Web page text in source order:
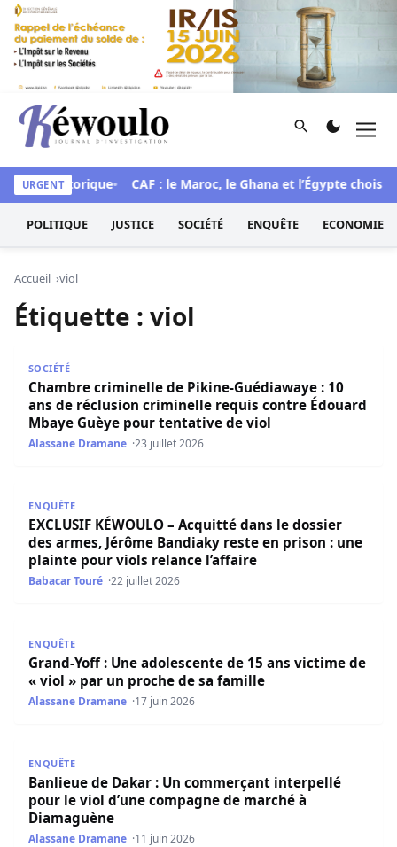
Aller au contenu
Kéwoulo, le premier site d'information et d'investigation
Rechercher
URGENT
mue historique CAF : le Maroc, le Ghana et l’Égypte
POLITIQUE JUSTICE SOCIÉTÉ ENQUÊTE ECONOMIE
Accueil viol
Étiquette : viol
SOCIÉTÉ
Chambre criminelle de Pikine-Guédiawaye : 10
ans de réclusion criminelle requis contre Édouard
Mbaye Guèye pour tentative de viol
Alassane Dramane 23 juillet 2026
ENQUÊTE
EXCLUSIF KÉWOULO – Acquitté dans le dossier
des armes, Jérôme Bandiaky reste en prison : une
plainte pour viols relance l’affaire
Babacar Touré 22 juillet 2026
ENQUÊTE
Grand-Yoff : Une adolescente de 15 ans victime de
« viol » par un proche de sa famille
Alassane Dramane 17 juin 2026
ENQUÊTE
Banlieue de Dakar : Un commerçant interpellé
pour le viol d’une compagne de marché à
Diamaguène
Alassane Dramane 11 juin 2026